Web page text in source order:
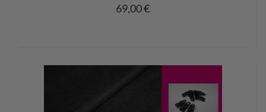
69,00 €